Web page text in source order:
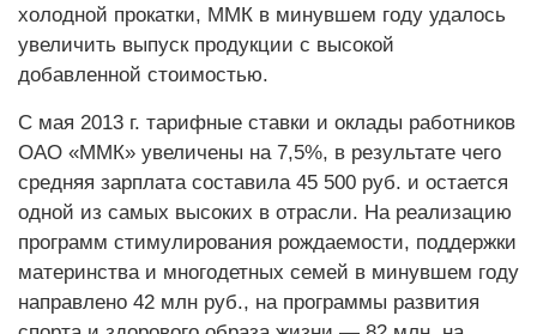
холодной прокатки, ММК в минувшем году удалось
увеличить выпуск продукции с высокой
добавленной стоимостью.
С мая 2013 г. тарифные ставки и оклады работников
ОАО «ММК» увеличены на 7,5%, в результате чего
средняя зарплата составила 45 500 руб. и остается
одной из самых высоких в отрасли. На реализацию
программ стимулирования рождаемости, поддержки
материнства и многодетных семей в минувшем году
направлено 42 млн руб., на программы развития